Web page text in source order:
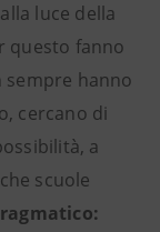
luce della
questo fanno
hanno
cercano di
a
scuole